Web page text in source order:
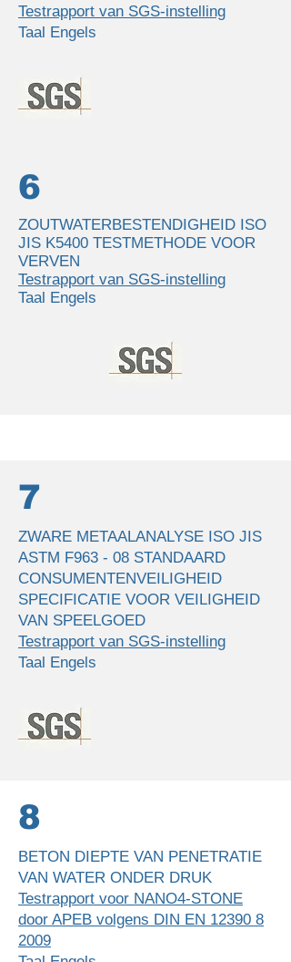
Testrapport van SGS-instelling
Taal Engels
6
ZOUTWATERBESTENDIGHEID ISO
JIS K5400 TESTMETHODE VOOR
VERVEN
Testrapport van SGS-instelling
Taal Engels
7
ZWARE METAALANALYSE ISO JIS
ASTM F963 - 08 STANDAARD
CONSUMENTENVEILIGHEID
SPECIFICATIE VOOR VEILIGHEID
VAN SPEELGOED
Testrapport van SGS-instelling
Taal Engels
8
BETON DIEPTE VAN PENETRATIE
VAN WATER ONDER DRUK
Testrapport voor NANO4-STONE
door APEB volgens DIN EN 12390 8
2009